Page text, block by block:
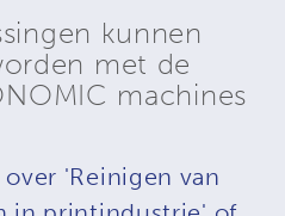
kunnen
met de
machines
'Reinigen van